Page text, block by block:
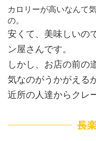
カロリーが高いなんて
の。
安くて、美味しいの
ン屋さんです。
しかし、お店の前の
気なのがうかがえる
近所の人達からクレ
長